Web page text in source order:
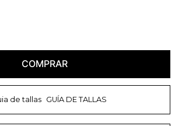
COMPRAR
GUÍA DE TALLAS